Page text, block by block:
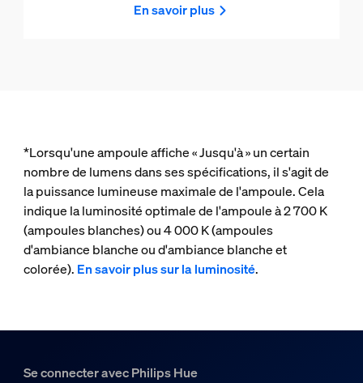
En savoir plus
*Lorsqu'une ampoule affiche « Jusqu'à » un certain
nombre de lumens dans ses spécifications, il s'agit de
la puissance lumineuse maximale de l'ampoule. Cela
indique la luminosité optimale de l'ampoule à 2 700 K
(ampoules blanches) ou 4 000 K (ampoules
d'ambiance blanche ou d'ambiance blanche et
colorée). En savoir plus sur la luminosité.
Se connecter avec Philips Hue